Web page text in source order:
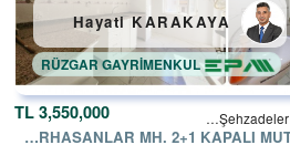
3,550,000 TL Şehzadeler
MANISA ŞEHZADELER YARHASANLAR MH. 2+1 KAPALI MUTFAK ARAKAT DAIRE
RÜZGAR GAYRİMENKUL
Hayati KARAKAYA